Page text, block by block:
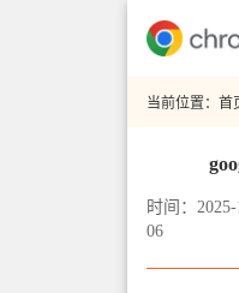
当前位置： 首
时间：
06